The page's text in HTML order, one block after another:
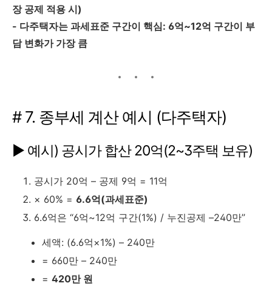
장 공제 적용 시)
- 다주택자는 과세표준 구간이 핵심: 6억~12억 구간이 부
담 변화가 가장 큼
# 7. 종부세 계산 예시 (다주택자)
▶ 예시) 공시가 합산 20억(2~3주택 보유)
공시가 20억 – 공제 9억 = 11억
× 60% = 6.6억(과세표준)
6.6억은 “6억~12억 구간(1%) / 누진공제 –240만”
세액: (6.6억×1%) – 240만
= 660만 – 240만
= 420만 원